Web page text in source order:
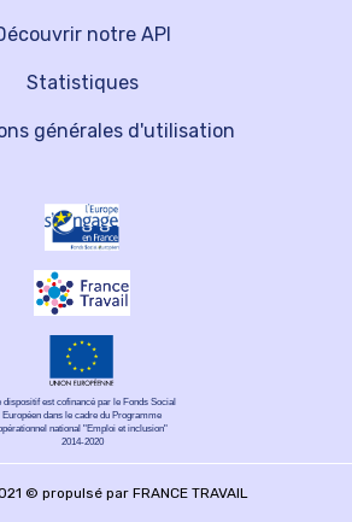
notre API
Statistiques
générales d'utilisation
dispositif est cofinancé par le Fonds Social
Européen dans le cadre du Programme
national "Emploi et inclusion"
2014-2020
© propulsé par FRANCE TRAVAIL